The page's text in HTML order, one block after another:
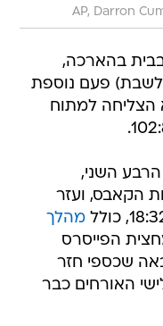
AP, Darron
בבית בהארכה,
לשבת) פעם נוספת
הצליחה למתוח
הרבע השני,
עמדה על 16:19 לזכות הקאבס, ועזר
מהלך
הפייסרס
הבאה שכספי חזר
האורחים כבר